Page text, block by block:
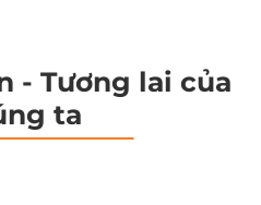
- Tương lai của
ta